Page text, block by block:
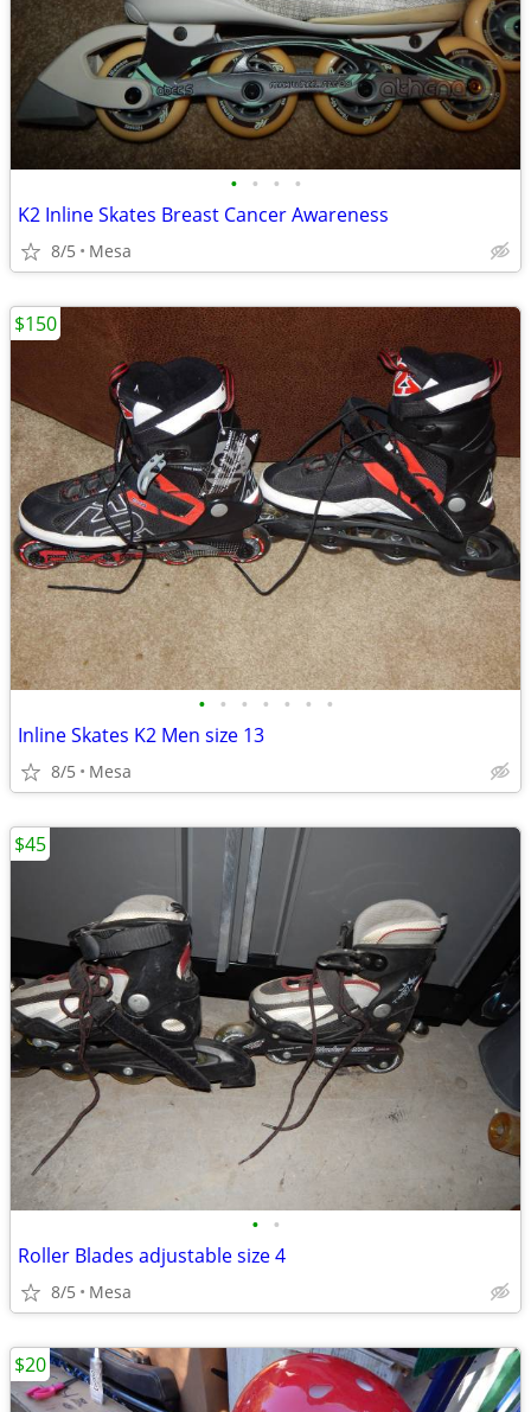
• • • •
K2 Inline Skates Breast Cancer Awareness
8/5 Mesa
• • • • • • •
Inline Skates K2 Men size 13
8/5 Mesa
$150
• •
Roller Blades adjustable size 4
8/5 Mesa
$45
$20